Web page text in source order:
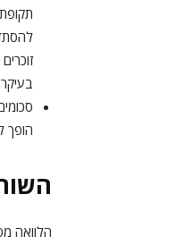
הופך
הלוואה